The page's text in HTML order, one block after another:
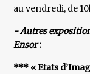
au vendredi, de
- Autres
Ensor:
*** « Etats